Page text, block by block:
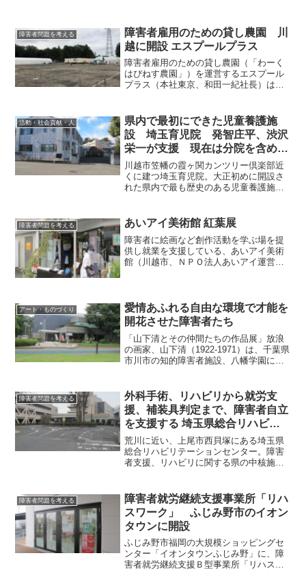
障害者問題を考える
障害者雇用のための貸し農園 川
越に開設 エスプールプラス
障害者雇用のための貸し農園（「わーく
はぴねす農園」）を運営するエスプール
プラス（本社東京、和田一紀社長）は、
は、企業13社と契約、障害者75名を雇用
する予定。ビニール...
活動・社会貢献・人
県内で最初にできた児童養護施
設 埼玉育児院 発智庄平、渋沢
栄一が支援 現在は分院を含め66
名の子ども達を受け入れ
川越市笠幡の霞ヶ関カンツリー倶楽部近
くに建つ埼玉育児院。大正初めに開設さ
れた県内で最も歴史のある児童養護施設
っている。埼玉育児院の歴史を紹介する
とともに、施設の現状につ...
障害者問題を考える あいアイ美術館 紅葉展
障害者に絵画など創作活動を学ぶ場を提
供し就業を支援している、あいアイ美術
館（川越市、ＮＰＯ法人あいアイ運営）
が開かれ、挨拶した...
アート・ものづくり
愛情あふれる自由な環境で才能を
開花させた障害者たち
「山下清とその仲間たちの作品展」放浪
の画家、山下清（1922-1971）は、千葉県
市川市の知的障害者施設、八幡学園に入
伸ばす独自の教育により、実は山下清以
外にも芸術的才...
障害者問題を考える
外科手術、リハビリから就労支
援、補装具判定まで、障害者自立
を支援する 埼玉県総合リハビリ
テーションセンター
荒川に近い、上尾市西貝塚にある埼玉県
総合リハビリテーションセンター。障害
者支援、リハビリに関する県の中核施設
設、さらには障害者手帳や補装具の判定
を行う更生相談所と、ある...
障害者問題を考える
障害者就労継続支援事業所「リハ
スワーク」 ふじみ野市のイオン
タウンに開設
ふじみ野市福岡の大規模ショッピングセ
ンター「イオンタウンふじみ野」に、障
害者就労継続支援Ｂ型事業所「リハスワ